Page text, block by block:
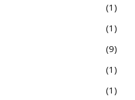
1
1
9
1
1